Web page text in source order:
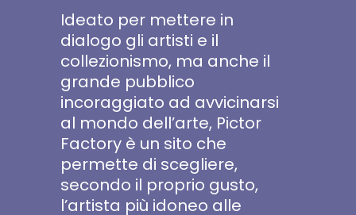
Ideato per mettere in
dialogo gli artisti e il
collezionismo, ma anche il
grande pubblico
incoraggiato ad avvicinarsi
al mondo dell’arte, Pictor
Factory è un sito che
permette di scegliere,
secondo il proprio gusto,
l’artista più idoneo alle